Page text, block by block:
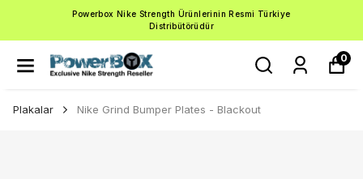
Powerbox Nike Strength Ürünlerinin Resmi Türkiye
Distribütörüdür
0
Plakalar Nike Grind Bumper Plates - Blackout